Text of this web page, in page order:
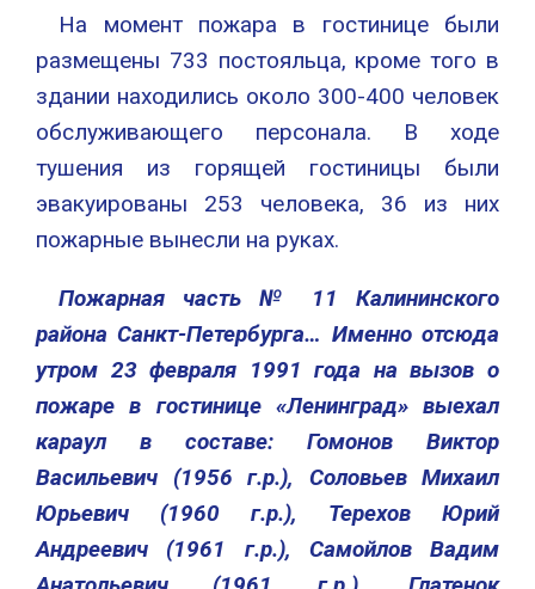
На момент пожара в гостинице были
размещены 733 постояльца, кроме того в
здании находились около 300-400 человек
обслуживающего персонала. В ходе
тушения из горящей гостиницы были
эвакуированы 253 человека, 36 из них
пожарные вынесли на руках.
Пожарная часть № 11 Калининского
района Санкт-Петербурга… Именно отсюда
утром 23 февраля 1991 года на вызов о
пожаре в гостинице «Ленинград» выехал
караул в составе: Гомонов Виктор
Васильевич (1956 г.р.), Соловьев Михаил
Юрьевич (1960 г.р.), Терехов Юрий
Андреевич (1961 г.р.), Самойлов Вадим